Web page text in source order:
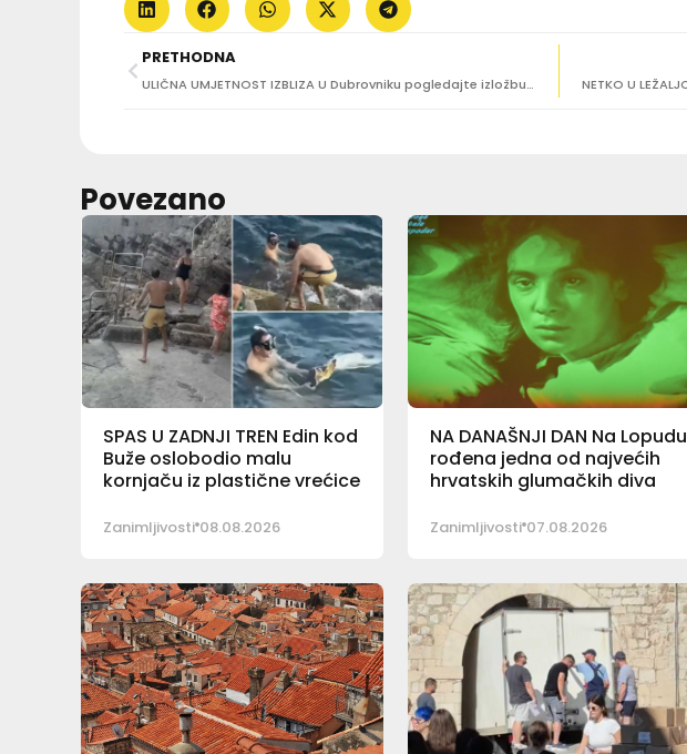
PRETHODNA
ULIČNA UMJETNOST IZBLIZA U Dubrovniku pogledajte izložbu misterioznog Banksyja!
Povezano
SPAS U ZADNJI TREN Edin kod
Buže oslobodio malu
kornjaču iz plastične vrećice
Zanimljivosti 08.08.2026
NA DANAŠNJI DAN Na Lopudu
rođena jedna od najvećih
hrvatskih glumačkih diva
Zanimljivosti 07.08.2026